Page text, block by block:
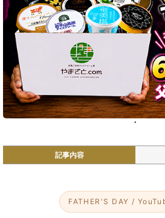
記事内容
FATHER'S DAY /